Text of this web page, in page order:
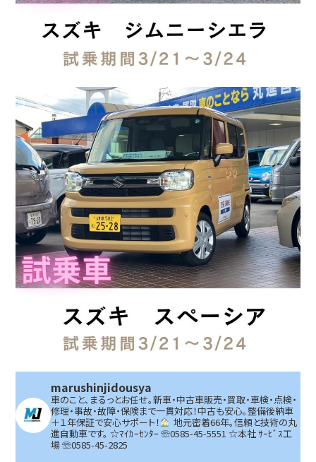
marushinjidousya
車のこと、まるっとお任せ。新車・中古車販売・買取・車検・点検・
修理・事故・故障・保険まで一貫対応！中古も安心。整備後納車
＋１年保証で安心サポート！
地元密着66年。信頼と技術の丸
進自動車です。 ☆ﾏｲｶｰｾﾝﾀｰ ☏0585-45-5551 ☆本社 ｻｰﾋﾞｽ工
場 ☏0585-45-2825